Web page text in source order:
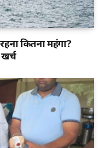
कितना महंगा?